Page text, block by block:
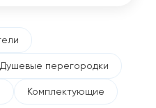
Душевые перегородки
Комплектующие